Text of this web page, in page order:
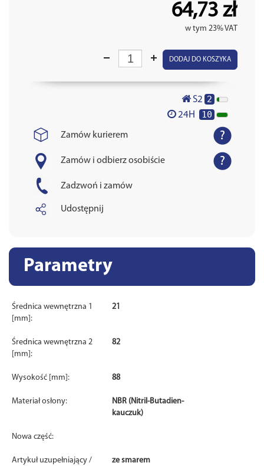
64,73 zł
w tym 23% VAT
DODAJ DO KOSZYKA
S2 2
24H 10
Zamów kurierem
Zamów i odbierz osobiście
Zadzwoń i zamów
Udostępnij
Parametry
Średnica wewnętrzna 1
[mm]:
21
Średnica wewnętrzna 2
[mm]:
82
Wysokość [mm]: 88
Materiał osłony:
NBR (Nitril-Butadien-
kauczuk)
Nowa część:
Artykuł uzupełniający /
ze smarem